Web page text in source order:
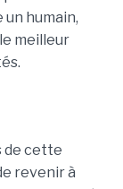
humain,
meilleur
de cette
revenir à